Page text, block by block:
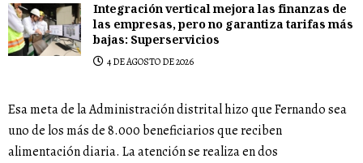
Integración vertical mejora las finanzas de
las empresas, pero no garantiza tarifas más
bajas: Superservicios
4 DE AGOSTO DE 2026
Esa meta de la Administración distrital hizo que Fernando sea
uno de los más de 8.000 beneficiarios que reciben
alimentación diaria. La atención se realiza en dos